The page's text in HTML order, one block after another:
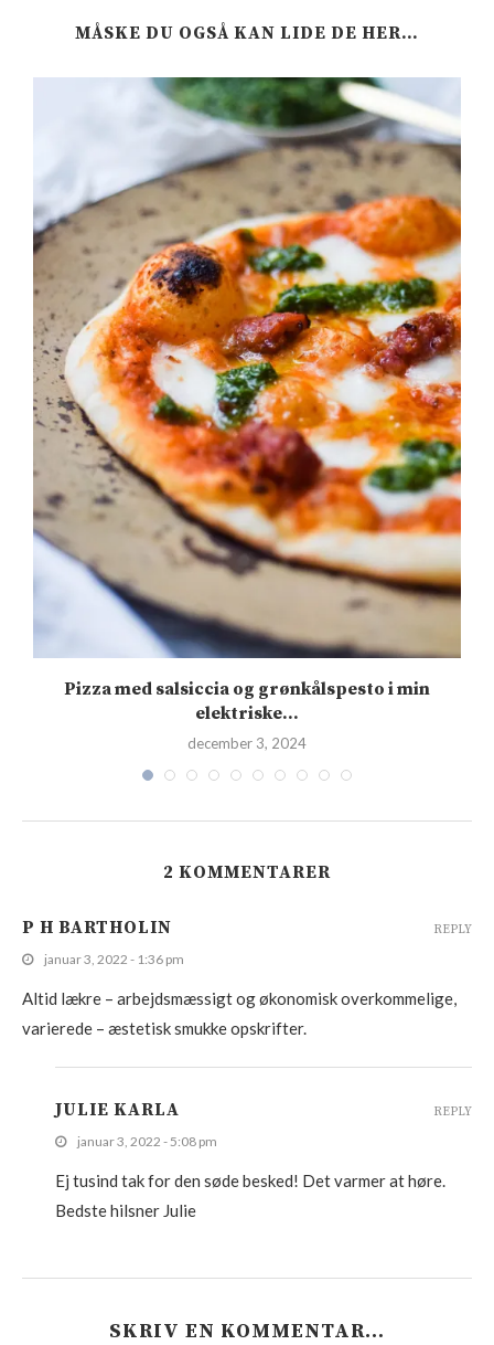
MÅSKE DU OGSÅ KAN LIDE DE HER…
Pizza med salsiccia og grønkålspesto i min
elektriske...
december 3, 2024
2 KOMMENTARER
P H BARTHOLIN
januar 3, 2022 - 1:36 pm
Altid lækre – arbejdsmæssigt og økonomisk overkommelige,
varierede – æstetisk smukke opskrifter.
REPLY
JULIE KARLA
januar 3, 2022 - 5:08 pm
Ej tusind tak for den søde besked! Det varmer at høre.
Bedste hilsner Julie
REPLY
SKRIV EN KOMMENTAR…